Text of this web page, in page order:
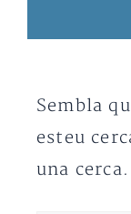
Sembla
esteu
una cerca.